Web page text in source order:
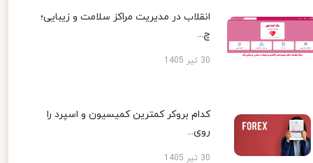
انقلاب در مدیریت مراکز سلامت و زیبایی؛
چ...
30 تیر 1405
کدام بروکر کمترین کمیسیون و اسپرد را
روی...
30 تیر 1405